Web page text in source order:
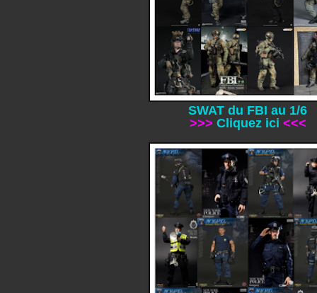
SWAT du FBI au 1/6
>>> Cliquez ici <<<